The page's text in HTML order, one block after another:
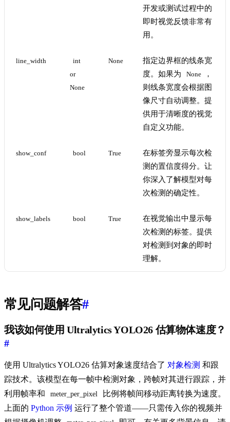
开发或测试过程中的
即时视觉反馈非常有
用。
line_width
int
or
None
None
指定边界框的线条宽
度。如果为
None
，
则线条宽度会根据图
像尺寸自动调整。提
供用于清晰度的视觉
自定义功能。
show_conf bool True
在标签旁显示每次检
测的置信度得分。让
你深入了解模型对每
次检测的确定性。
show_labels bool True
在视觉输出中显示每
次检测的标签。提供
对检测到对象的即时
理解。
常见问题解答#
我该如何使用 Ultralytics YOLO26 估算物体速度？
#
使用 Ultralytics YOLO26 估算对象速度结合了 对象检测 和跟
踪技术。该模型在每一帧中检测对象，跨帧对其进行跟踪，并
利用帧率和
meter_per_pixel
比例将帧间移动距离转换为速度。
上面的 Python 示例 运行了整个管道——只需传入你的视频并